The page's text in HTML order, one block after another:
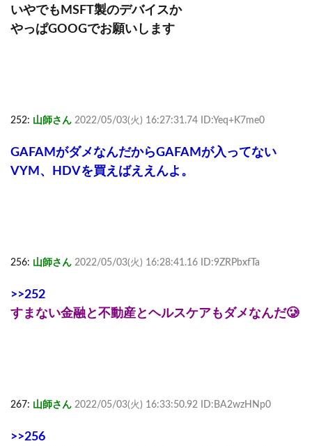
いやでもMSFT製のデバイスか
やっぱGOOGでお願いします
252: 山師さん 2022/05/03(火) 16:27:31.74 ID:Yeq+K7me0
GAFAMがダメなんだからGAFAMが入ってない
VYM、HDVを買えばええんよ。
256: 山師さん 2022/05/03(火) 16:28:41.16 ID:9ZRPbxfTa
>>252
すまない金融と不動産とヘルスケアもダメなんだ🥲
267: 山師さん 2022/05/03(火) 16:33:50.92 ID:BA2wzHNp0
>>256